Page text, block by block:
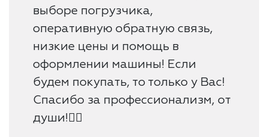
выборе погрузчика,
оперативную обратную связь,
низкие цены и помощь в
оформлении машины! Если
будем покупать, то только у Вас!
Спасибо за профессионализм, от
души!👍🏻